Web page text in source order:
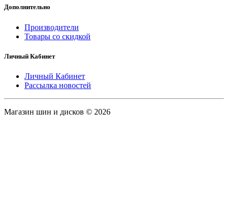
Дополнительно
Производители
Товары со скидкой
Личный Кабинет
Личный Кабинет
Рассылка новостей
Магазин шин и дисков © 2026